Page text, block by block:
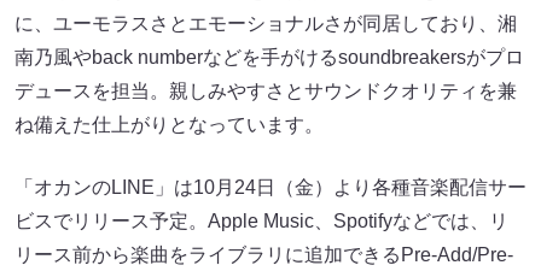
に、ユーモラスさとエモーショナルさが同居しており、湘
南乃風やback numberなどを手がけるsoundbreakersがプロ
デュースを担当。親しみやすさとサウンドクオリティを兼
ね備えた仕上がりとなっています。
「オカンのLINE」は10月24日（金）より各種音楽配信サー
ビスでリリース予定。Apple Music、Spotifyなどでは、リ
リース前から楽曲をライブラリに追加できるPre-Add/Pre-